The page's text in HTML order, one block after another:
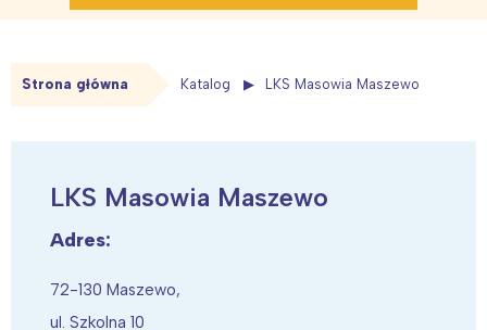
Strona główna Katalog LKS Masowia Maszewo
LKS Masowia Maszewo
Adres:
72-130 Maszewo,
ul. Szkolna 10